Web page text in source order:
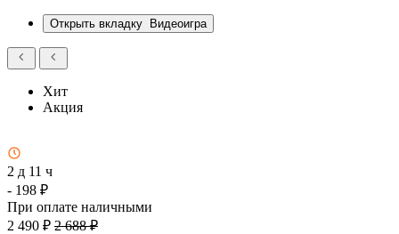
Открыть вкладку Видеоигра
Хит
Акция
2 д 11 ч
- 198 ₽
При оплате наличными
2 490 ₽ 2 688 ₽